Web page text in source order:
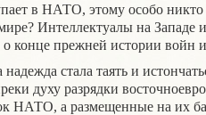
в НАТО, этому особо
Интеллектуалы на Западе
о конце прежней истории войн
надежда стала таять и
духу разрядки
НАТО, а размещенные на их